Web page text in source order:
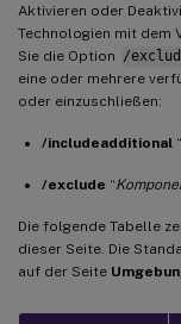
Aktivieren oder
Technologien mit dem
Sie die Option /
eine oder mehrere
oder einzuschließen:
/includeadditional “
/exclude “
Die folgende Tabelle
dieser Seite. Die
auf der Seite